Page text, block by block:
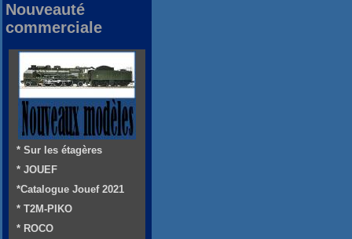
Nouveauté
commerciale
* Sur les étagères
* JOUEF
*Catalogue Jouef 2021
* T2M-PIKO
* ROCO